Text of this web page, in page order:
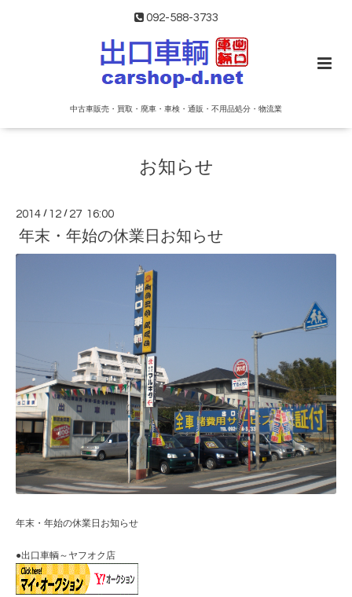
092-588-3733
中古車販売・買取・廃車・車検・通販・不用品処分・物流業
お知らせ
2014 / 12 / 27 16:00
年末・年始の休業日お知らせ
年末・年始の休業日お知らせ
●出口車輌～ヤフオク店